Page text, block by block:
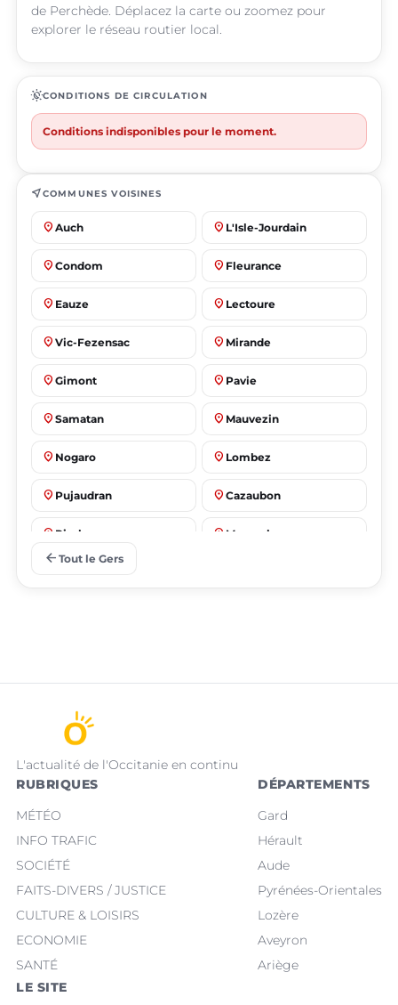
de Perchède. Déplacez la carte ou zoomez pour
explorer le réseau routier local.
routineCONDITIONS DE CIRCULATION
Conditions indisponibles pour le moment.
near_meCOMMUNES VOISINES
place Auch place L'Isle-Jourdain
place Condom place Fleurance
place Eauze place Lectoure
place Vic-Fezensac place Mirande
place Gimont place Pavie
place Samatan place Mauvezin
place Nogaro place Lombez
place Pujaudran place Cazaubon
place Riscle place Masseube
arrow_back Tout le Gers
L'actualité de l'Occitanie en continu
RUBRIQUES
MÉTÉO
INFO TRAFIC
SOCIÉTÉ
FAITS-DIVERS / JUSTICE
CULTURE & LOISIRS
ECONOMIE
SANTÉ
DÉPARTEMENTS
Gard
Hérault
Aude
Pyrénées-Orientales
Lozère
Aveyron
Ariège
LE SITE